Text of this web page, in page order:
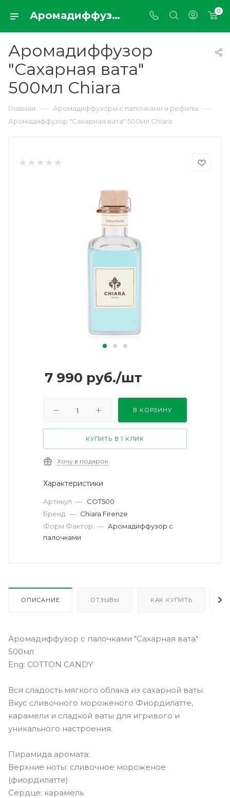
Аромадиффузор "Сахарная вата" 500мл Chiara 0
Аромадиффузор
"Сахарная вата"
500мл Chiara
Главная — Аромадиффузоры с палочками и рефилы —
Аромадиффузор "Сахарная вата" 500мл Chiara
7 990 руб./шт
В КОРЗИНУ
КУПИТЬ В 1 КЛИК
Хочу в подарок
Характеристики
Артикул — COT500
Бренд — Chiara Firenze
Форм Фактор — Аромадиффузор с
палочками
ОПИСАНИЕ ОТЗЫВЫ КАК КУПИТЬ
Аромадиффузор с палочками "Сахарная вата"
500мл
Eng: COTTON CANDY
Вся сладость мягкого облака из сахарной ваты.
Вкус сливочного мороженого Фиордилатте,
карамели и сладкой ваты для игривого и
уникального настроения.
Пирамида аромата:
Верхние ноты: сливочное мороженое
(фиордилатте)
Сердце: карамель